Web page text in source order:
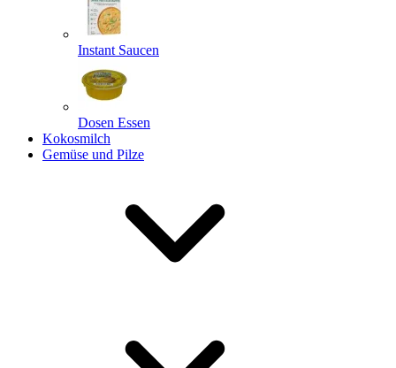
Instant Saucen
Dosen Essen
Kokosmilch
Gemüse und Pilze